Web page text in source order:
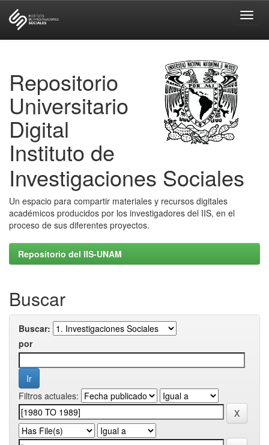
Repositorio
Universitario
Digital
Instituto de
Investigaciones Sociales
Un espacio para compartir materiales y recursos digitales
académicos producidos por los investigadores del IIS, en el
proceso de sus diferentes proyectos.
Repositorio del IIS-UNAM
Buscar
Buscar:
por
Filtros actuales: